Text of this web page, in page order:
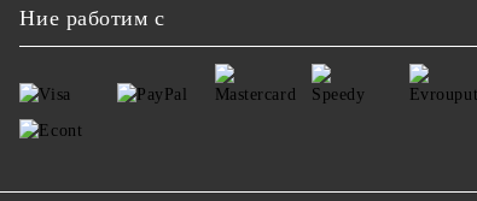
Ние работим с